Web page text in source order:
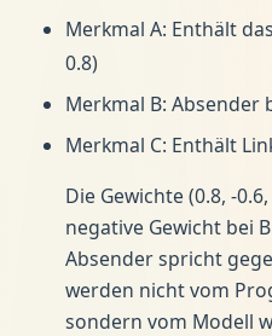
Merkmal A: Enthält
0.8)
Merkmal B: Absender
Merkmal C: Enthält
Die Gewichte (0.8, -
negative Gewicht bei
Absender spricht
werden nicht vom
sondern vom Modell